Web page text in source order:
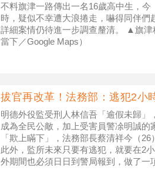
不料旗津一路傳出一名16歲高中生，
時，疑似不幸遭大浪捲走，嚇得同伴們
詳細案情仍待進一步調查釐清。 ▲旗
當下／Google Maps）
拔官再改革！法務部：逃犯2小
明德外役監受刑人林信吾「逾假未歸
成為全民公敵，加上受害員警凃明誠
「欺上瞞下」，法務部長蔡清祥今（
此外，監所未來只要有逃犯，就要在2
外期間也必須日日到警局報到，做了